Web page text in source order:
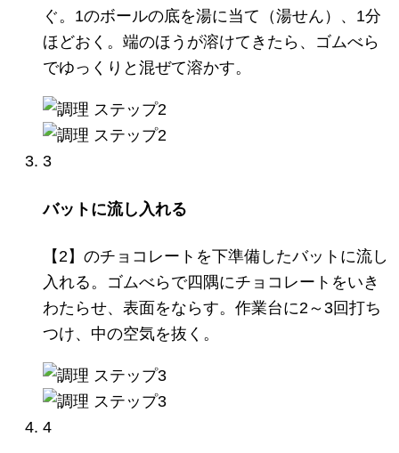
ぐ。1のボールの底を湯に当て（湯せん）、1分
ほどおく。端のほうが溶けてきたら、ゴムべら
でゆっくりと混ぜて溶かす。
3
バットに流し入れる
【2】のチョコレートを下準備したバットに流し
入れる。ゴムべらで四隅にチョコレートをいき
わたらせ、表面をならす。作業台に2～3回打ち
つけ、中の空気を抜く。
4